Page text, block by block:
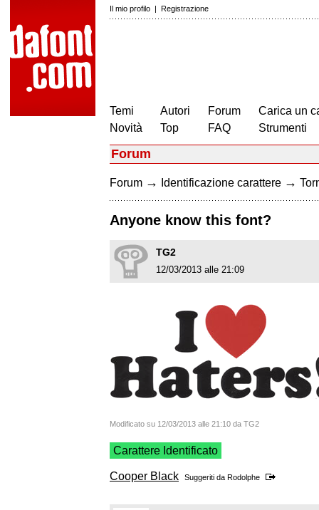
Il mio profilo | Registrazione
Temi
Novità
Autori
Top
Forum
FAQ
Carica un
Strumenti
Forum
Forum → Identificazione carattere →
Anyone know this font?
TG2
12/03/2013 alle 21:09
Modificato su 12/03/2013 alle 21:10 da TG2
Carattere Identificato
Cooper Black Suggeriti da Rodolphe